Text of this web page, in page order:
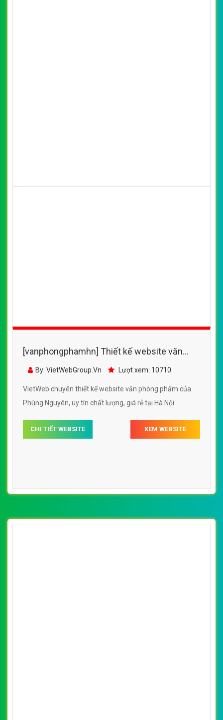
[vanphongphamhn] Thiết kế website văn
phòng phẩm của Phùng Nguyên
By: VietWebGroup.Vn Lượt xem: 10710
VietWeb chuyên thiết kế website văn phòng phẩm của
Phùng Nguyên, uy tín chất lượng, giá rẻ tại Hà Nội
CHI TIẾT WEBSITE XEM WEBSITE